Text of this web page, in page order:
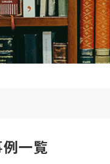
一覧